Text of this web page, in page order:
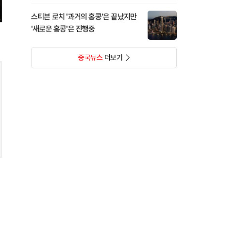
스티븐 로치 '과거의 홍콩'은 끝났지만
'새로운 홍콩'은 진행중
중국뉴스더보기